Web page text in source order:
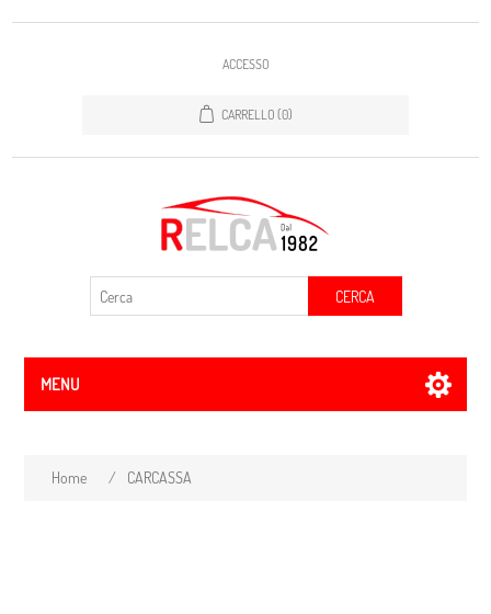
ACCESSO
CARRELLO (0)
CERCA
MENU
Home / CARCASSA